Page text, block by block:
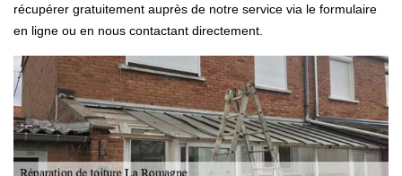
récupérer gratuitement auprès de notre service via le formulaire
en ligne ou en nous contactant directement.